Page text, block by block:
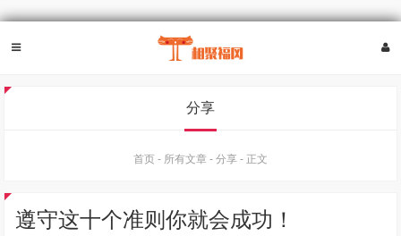
分享
首页 - 所有文章 - 分享 - 正文
遵守这十个准则你就会成功！